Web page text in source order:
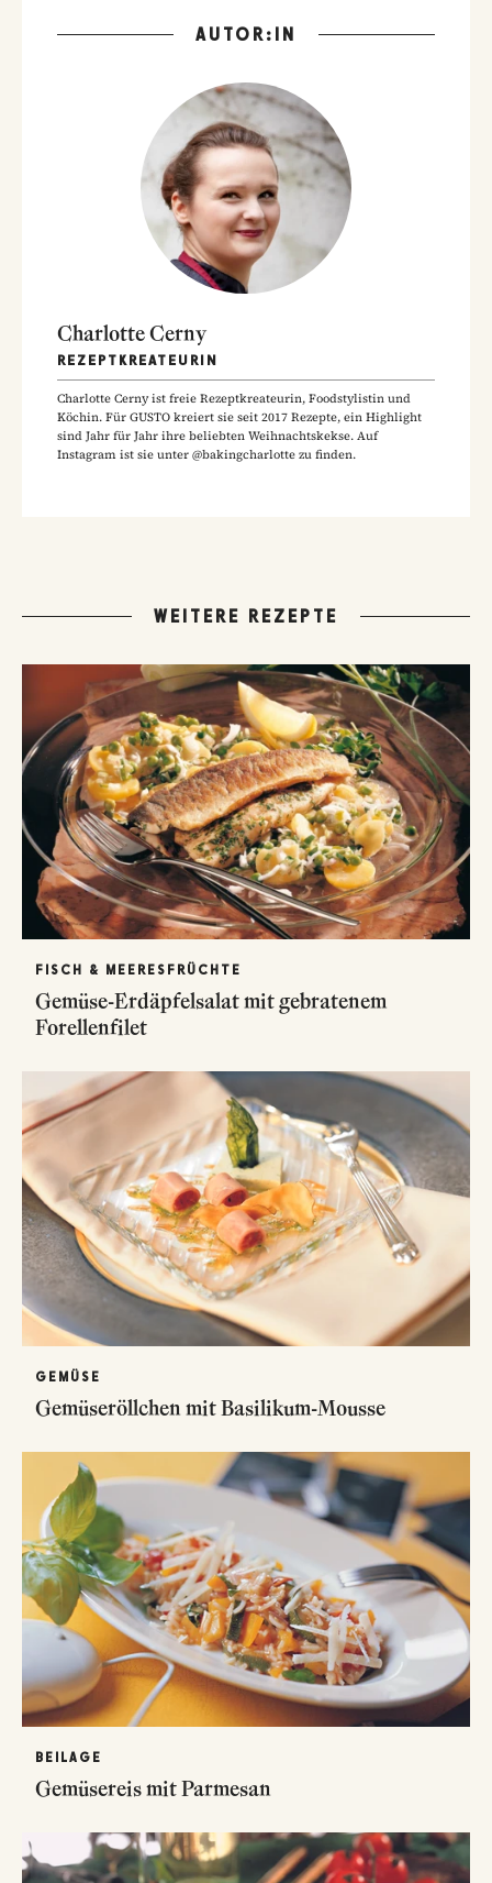
AUTOR:IN
Charlotte Cerny
REZEPTKREATEURIN
Charlotte Cerny ist freie Rezeptkreateurin, Foodstylistin und
Köchin. Für GUSTO kreiert sie seit 2017 Rezepte, ein Highlight
sind Jahr für Jahr ihre beliebten Weihnachtskekse. Auf
Instagram ist sie unter @bakingcharlotte zu finden.
WEITERE REZEPTE
FISCH & MEERESFRÜCHTE
Gemüse-Erdäpfelsalat mit gebratenem
Forellenfilet
GEMÜSE
Gemüseröllchen mit Basilikum-Mousse
BEILAGE
Gemüsereis mit Parmesan